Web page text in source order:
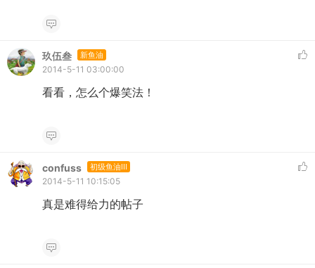
玖伍叁 新鱼油
2014-5-11 03:00:00
看看，怎么个爆笑法！
confuss 初级鱼油III
2014-5-11 10:15:05
真是难得给力的帖子